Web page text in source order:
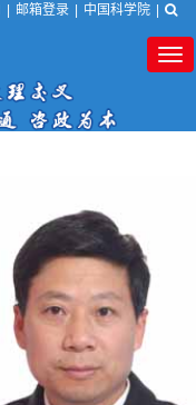
邮箱登录 中国科学院